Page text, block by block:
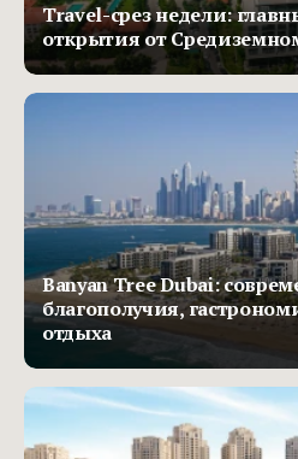
Travel-срез недели:
открытия от
Banyan Tree Dubai:
благополучия,
отдыха